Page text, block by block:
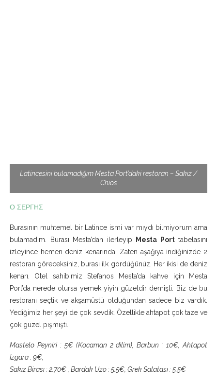
Latincesini bulamadığım Mesta Port’daki restoran – Sakız /
Chios
Ο ΣΕΡΓΗΣ
Burasının muhtemel bir Latince ismi var mıydı bilmiyorum ama
bulamadım. Burası Mesta’dan ilerleyip
Mesta Porttabelasını
izleyince hemen deniz kenarında. Zaten aşağıya indiğinizde 2
restoran göreceksiniz, burası ilk gördüğünüz. Her ikisi de deniz
kenarı. Otel sahibimiz Stefanos Mesta’da kahve için Mesta
Port’da nerede olursa yemek yiyin güzeldir demişti. Biz de bu
restoranı seçtik ve akşamüstü olduğundan sadece biz vardık.
Yediğimiz her şeyi de çok sevdik. Özellikle ahtapot çok taze ve
çok güzel pişmişti.
Mastelo Peyniri : 5€ (Kocaman 2 dilim), Barbun : 10€, Ahtapot
Izgara : 9€,
Sakız Birası : 2.70€ , Bardak Uzo : 5.5€, Grek Salatası : 5.5€